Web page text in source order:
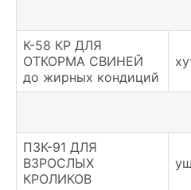
К-58 КР ДЛЯ
ОТКОРМА СВИНЕЙ
до жирных кондиций
ПЗК-91 ДЛЯ
ВЗРОСЛЫХ
КРОЛИКОВ